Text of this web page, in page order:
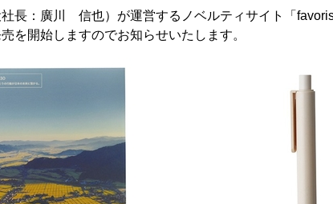
長：廣川 信也）が運営するノベルティサイト「
を開始しますのでお知らせいたします。